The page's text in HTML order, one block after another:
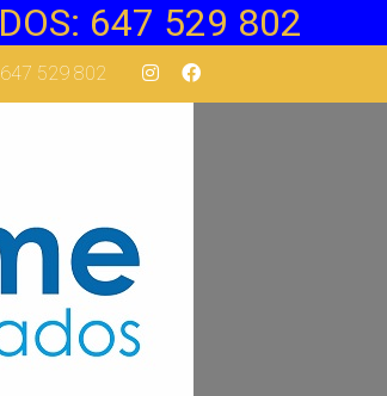
647 529 802
647 529 802